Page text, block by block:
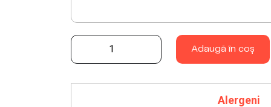
Meniu Coaste BBQ 600 g quantity
Adaugă în coș
Alergeni